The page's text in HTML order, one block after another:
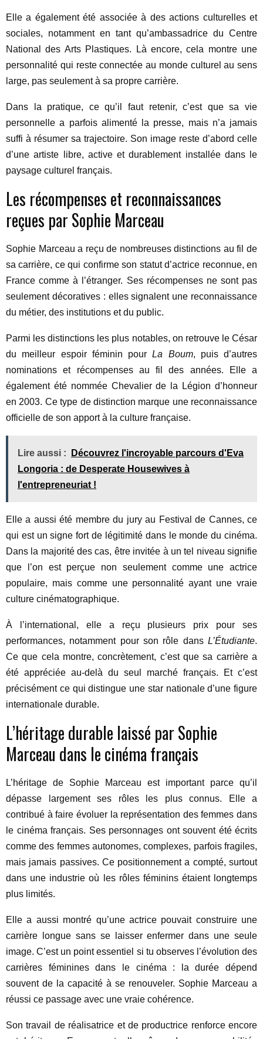
Elle a également été associée à des actions culturelles et
sociales, notamment en tant qu’ambassadrice du Centre
National des Arts Plastiques. Là encore, cela montre une
personnalité qui reste connectée au monde culturel au sens
large, pas seulement à sa propre carrière.
Dans la pratique, ce qu’il faut retenir, c’est que sa vie
personnelle a parfois alimenté la presse, mais n’a jamais
suffi à résumer sa trajectoire. Son image reste d’abord celle
d’une artiste libre, active et durablement installée dans le
paysage culturel français.
Les récompenses et reconnaissances
reçues par Sophie Marceau
Sophie Marceau a reçu de nombreuses distinctions au fil de
sa carrière, ce qui confirme son statut d’actrice reconnue, en
France comme à l’étranger. Ses récompenses ne sont pas
seulement décoratives : elles signalent une reconnaissance
du métier, des institutions et du public.
Parmi les distinctions les plus notables, on retrouve le César
du meilleur espoir féminin pourLa Boum, puis d’autres
nominations et récompenses au fil des années. Elle a
également été nommée Chevalier de la Légion d’honneur
en 2003. Ce type de distinction marque une reconnaissance
officielle de son apport à la culture française.
Lire aussi :
Découvrez l'incroyable parcours d'Eva
Longoria : de Desperate Housewives à
l'entrepreneuriat !
Elle a aussi été membre du jury au Festival de Cannes, ce
qui est un signe fort de légitimité dans le monde du cinéma.
Dans la majorité des cas, être invitée à un tel niveau signifie
que l’on est perçue non seulement comme une actrice
populaire, mais comme une personnalité ayant une vraie
culture cinématographique.
À l’international, elle a reçu plusieurs prix pour ses
performances, notamment pour son rôle dans L’Étudiante.
Ce que cela montre, concrètement, c’est que sa carrière a
été appréciée au-delà du seul marché français. Et c’est
précisément ce qui distingue une star nationale d’une figure
internationale durable.
L’héritage durable laissé par Sophie
Marceau dans le cinéma français
L’héritage de Sophie Marceau est important parce qu’il
dépasse largement ses rôles les plus connus. Elle a
contribué à faire évoluer la représentation des femmes dans
le cinéma français. Ses personnages ont souvent été écrits
comme des femmes autonomes, complexes, parfois fragiles,
mais jamais passives. Ce positionnement a compté, surtout
dans une industrie où les rôles féminins étaient longtemps
plus limités.
Elle a aussi montré qu’une actrice pouvait construire une
carrière longue sans se laisser enfermer dans une seule
image. C’est un point essentiel si tu observes l’évolution des
carrières féminines dans le cinéma : la durée dépend
souvent de la capacité à se renouveler. Sophie Marceau a
réussi ce passage avec une vraie cohérence.
Son travail de réalisatrice et de productrice renforce encore